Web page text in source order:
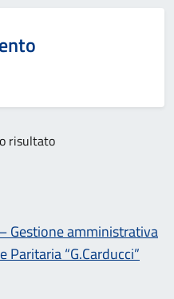
risultato
Gestione amministrativa
Paritaria “G.Carducci”